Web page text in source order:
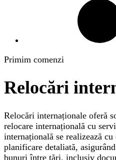
Primim comenzi
Relocări
Relocări internaționale oferă
relocare internațională cu
internațională se realizează
planificare detaliată,
bunuri între țări, inclusiv